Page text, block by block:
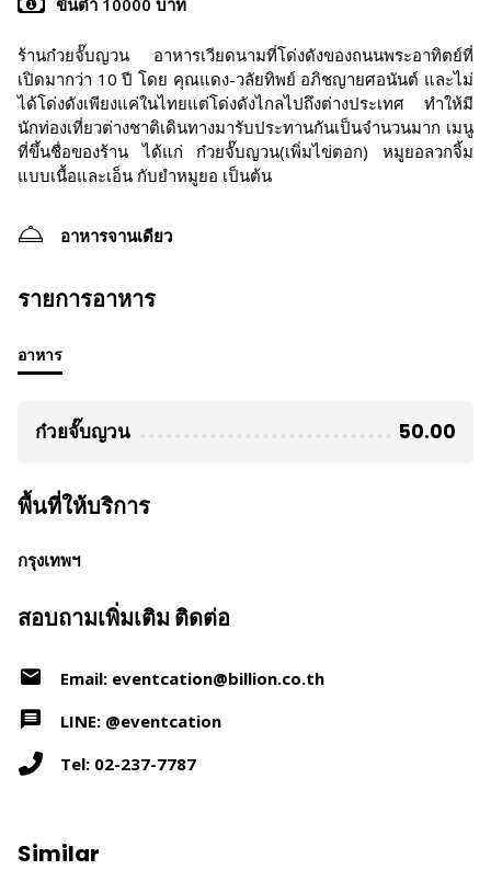
ขั้นต่ำ 10000 บาท
ร้านก๋วยจั๊บญวน อาหารเวียดนามที่โด่งดังของถนนพระอาทิตย์ที่
เปิดมากว่า 10 ปี โดย คุณแดง-วลัยทิพย์ อภิชญายศอนันต์ และไม่
ได้โด่งดังเพียงแค่ในไทยแต่โด่งดังไกลไปถึงต่างประเทศ ทำให้มี
นักท่องเที่ยวต่างชาติเดินทางมารับประทานกันเป็นจำนวนมาก เมนู
ที่ขึ้นชื่อของร้าน ได้แก่ ก๋วยจั๊บญวน(เพิ่มไข่ตอก) หมูยอลวกจิ้ม
แบบเนื้อและเอ็น กับยำหมูยอ เป็นต้น
อาหารจานเดียว
รายการอาหาร
อาหาร
ก๋วยจั๊บญวน 50.00
พื้นที่ให้บริการ
กรุงเทพฯ
สอบถามเพิ่มเติม ติดต่อ
Email: eventcation@billion.co.th
LINE: @eventcation
Tel: 02-237-7787
Similar